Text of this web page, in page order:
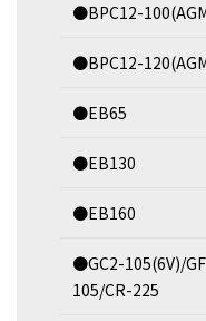
●BPC12-
●BPC12-
●EB65
●EB130
●EB160
●GC2-105(6V)/
105/CR-225